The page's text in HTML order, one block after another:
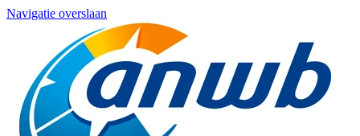
Navigatie overslaan